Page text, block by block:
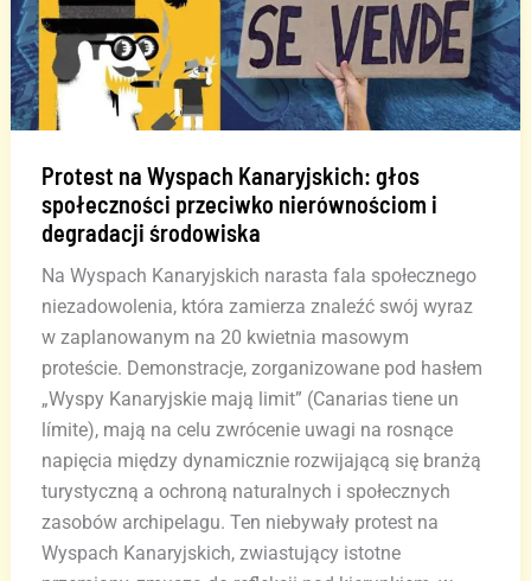
kwartale
roku
7,7%
Protest na Wyspach Kanaryjskich: głos
społeczności przeciwko nierównościom i
degradacji środowiska
Na Wyspach Kanaryjskich narasta fala społecznego
niezadowolenia, która zamierza znaleźć swój wyraz
w zaplanowanym na 20 kwietnia masowym
proteście. Demonstracje, zorganizowane pod hasłem
„Wyspy Kanaryjskie mają limit” (Canarias tiene un
límite), mają na celu zwrócenie uwagi na rosnące
napięcia między dynamicznie rozwijającą się branżą
turystyczną a ochroną naturalnych i społecznych
zasobów archipelagu. Ten niebywały protest na
Wyspach Kanaryjskich, zwiastujący istotne